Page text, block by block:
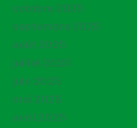
octobre 2025
septembre 2025
août 2025
juillet 2025
juin 2025
mai 2025
avril 2025